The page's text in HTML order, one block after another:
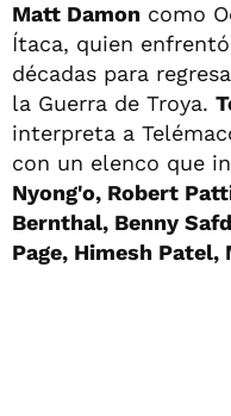
Matt Damon como
Ítaca, quien
décadas para
la Guerra de Troya.
interpreta a
con un elenco que
Nyong'o, Robert
Bernthal, Benny
Page, Himesh Patel,